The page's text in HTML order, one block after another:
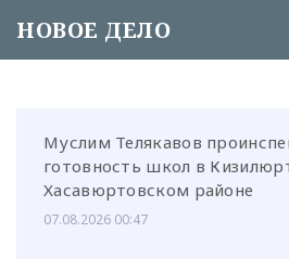
НОВОЕ ДЕЛО
Муслим Телякавов
готовность школ в
Хасавюртовском районе
07.08.2026 00:47